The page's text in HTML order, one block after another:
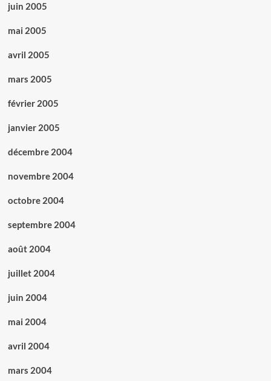
juin 2005
mai 2005
avril 2005
mars 2005
février 2005
janvier 2005
décembre 2004
novembre 2004
octobre 2004
septembre 2004
août 2004
juillet 2004
juin 2004
mai 2004
avril 2004
mars 2004